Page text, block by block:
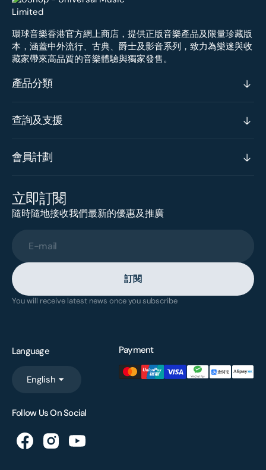
環球音樂香港官方網上商店，提供正版音樂產品及限量珍藏版
本，涵蓋中外流行、古典、爵士及影音系列，致力為樂迷與收
藏家帶來高品質的音樂體驗與獨家發售。
產品分類
查詢及支援
會員計劃
立即訂閱
隨時隨地接收我們最新的優惠及推廣
E-mail
訂閱
You will receive latest news once you subscribe
Language
English
Payment
Follow Us On Social